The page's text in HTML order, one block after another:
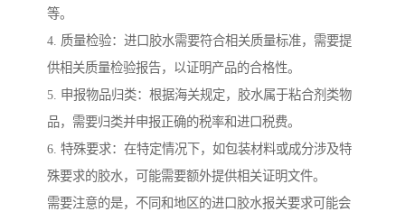
等。
4. 质量检验：进口胶水需要符合相关质量标准，需要提
供相关质量检验报告，以证明产品的合格性。
5. 申报物品归类：根据海关规定，胶水属于粘合剂类物
品，需要归类并申报正确的税率和进口税费。
6. 特殊要求：在特定情况下，如包装材料或成分涉及特
殊要求的胶水，可能需要额外提供相关证明文件。
需要注意的是，不同和地区的进口胶水报关要求可能会